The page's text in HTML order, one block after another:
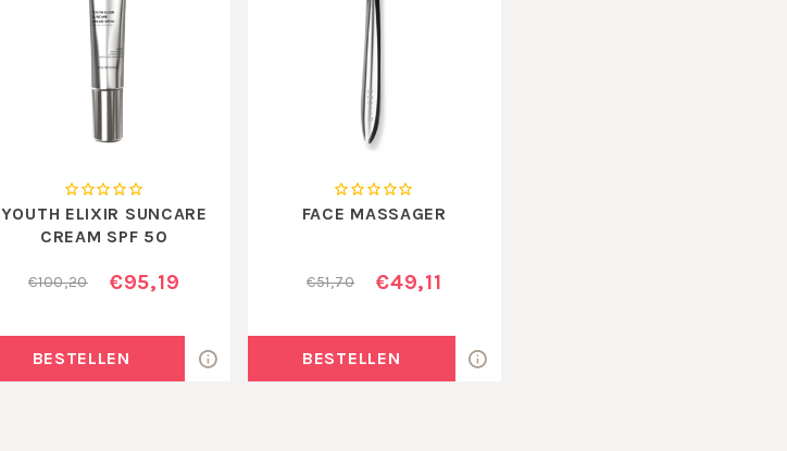
YOUTH ELIXIR SUNCARE
CREAM SPF 50
€100,20 €95,19
BESTELLEN
FACE MASSAGER
€51,70 €49,11
BESTELLEN